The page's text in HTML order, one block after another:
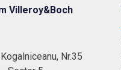
Villeroy&Boch
Nr.35